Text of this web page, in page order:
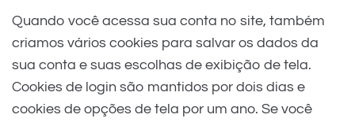
Quando você acessa sua conta no site, também
criamos vários cookies para salvar os dados da
sua conta e suas escolhas de exibição de tela.
Cookies de login são mantidos por dois dias e
cookies de opções de tela por um ano. Se você